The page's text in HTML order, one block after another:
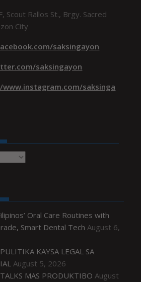
Scout Rallos St., Brgy. Sacred
City
saksingayon
saksingayon
saksinga
Oral Care Routines with
Smart Dental Tech August 6,
KAYSA LEGAL SA
August 5, 2026
MAS PRODUKTIBO August